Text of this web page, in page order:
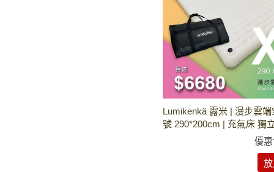
Lumikenkä 露米 | 漫步雲
號 290*200cm | 充氣床 獨
優